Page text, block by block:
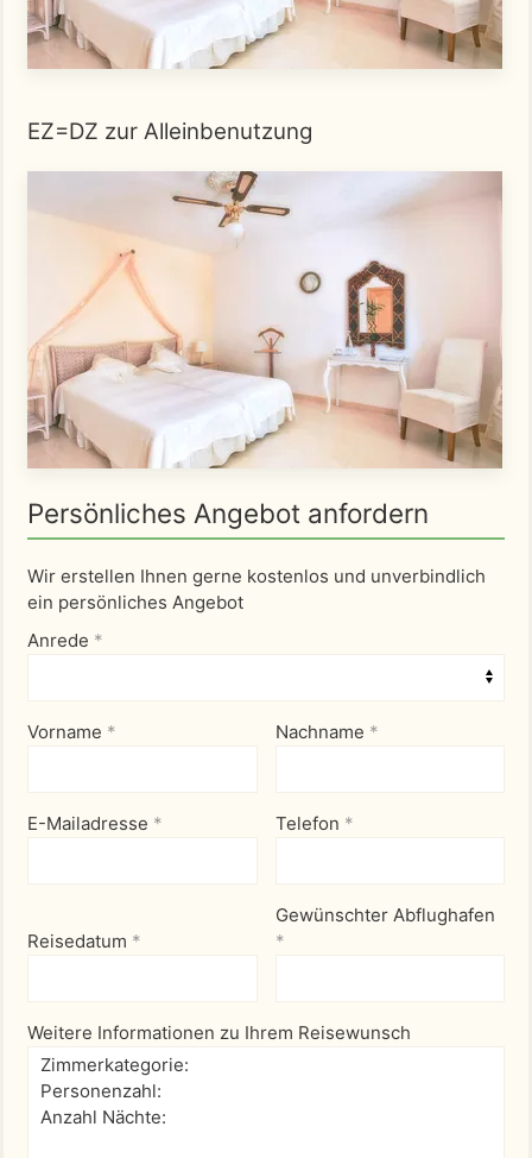
EZ=DZ zur Alleinbenutzung
Persönliches Angebot anfordern
Wir erstellen Ihnen gerne kostenlos und unverbindlich
ein persönliches Angebot
Anrede *
Vorname * Nachname *
E-Mailadresse * Telefon *
Reisedatum *
Gewünschter Abflughafen
*
Weitere Informationen zu Ihrem Reisewunsch